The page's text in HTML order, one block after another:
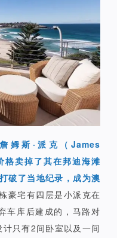
姆斯·派克（James
卖掉了其在邦迪海滩
破了当地纪录，成为澳
豪宅有四层是小派克在
车库后建成的，马路对
只有2间卧室以及一间